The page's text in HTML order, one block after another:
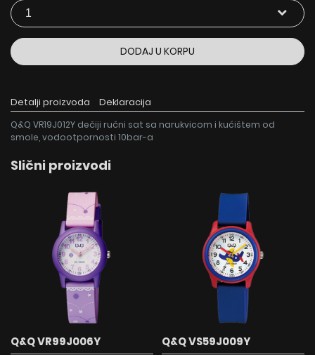
DODAJ U KORPU
Detalji proizvoda Deklaracija
Q&Q VR19J012Y dečiji ručni sat sa narukvicom i kućištem od
smole, vodootpornosti 10bar-a
Slični proizvodi
Q&Q VR99J006Y Q&Q VS59J009Y